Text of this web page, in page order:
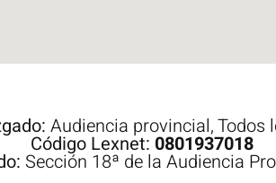
Audiencia provincial,Todos
Código Lexnet: 0801937018
Sección 18ª de la Audiencia